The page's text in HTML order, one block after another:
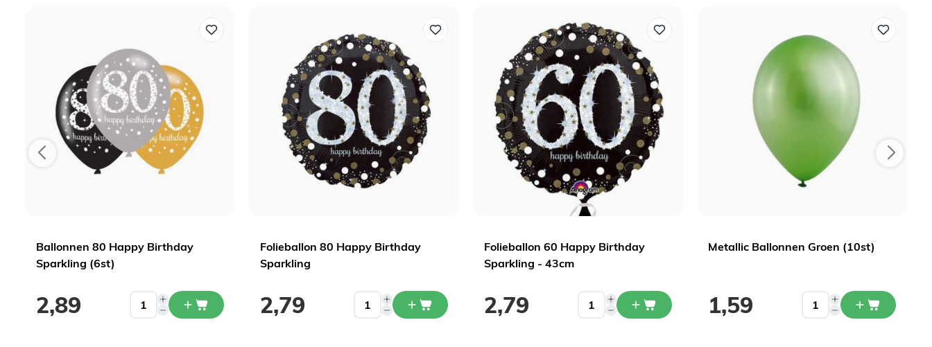
Ballonnen 80 Happy Birthday
Sparkling (6st)
2,89
Folieballon 80 Happy Birthday
Sparkling
2,79
Folieballon 60 Happy Birthday
Sparkling - 43cm
2,79
Metallic Ballonnen Groen (10st)
1,59